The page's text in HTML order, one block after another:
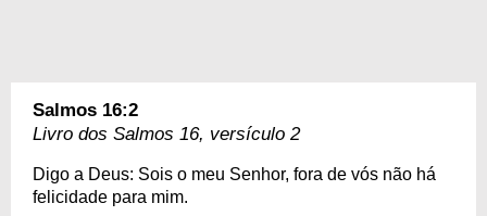
Salmos 16:2
Livro dos Salmos 16, versículo 2
Digo a Deus: Sois o meu Senhor, fora de vós não há
felicidade para mim.